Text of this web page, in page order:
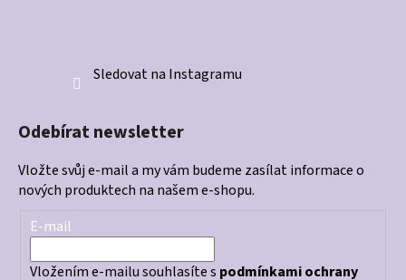
Sledovat na Instagramu
Odebírat newsletter
Vložte svůj e-mail a my vám budeme zasílat informace o
nových produktech na našem e-shopu.
E-mail
Vložením e-mailu souhlasíte s podmínkami ochrany